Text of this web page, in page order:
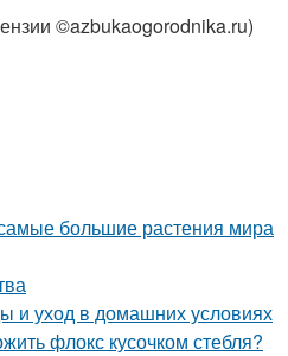
©azbukaogorodnika.ru)
большие растения мира
и уход в домашних условиях
флокс кусочком стебля?